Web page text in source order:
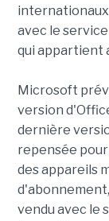
avec le
qui appartient
Microsoft
version
dernière
repensée
des appareils
vendu avec le